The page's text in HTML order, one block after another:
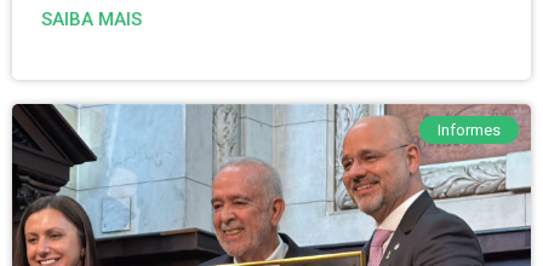
SAIBA MAIS
Informes